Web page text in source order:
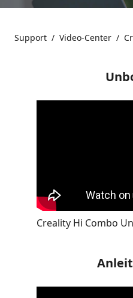
Support / Video-Center /
Creality Hi Combo